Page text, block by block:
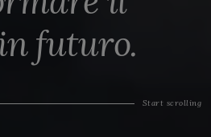
futuro.
Start scrolling